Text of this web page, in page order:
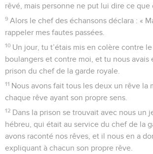
rêvé, mais personne ne put lui dire ce que
9 Alors le chef des échansons déclara : «
rappeler mes fautes passées.
10 Un jour, tu t’étais mis en colère contre
boulangers et contre moi, et tu nous avais
prison du chef de la garde royale.
11 Nous avons fait tous les deux un rêve la
chaque rêve ayant son propre sens.
12 Dans la prison se trouvait avec nous un
hébreu, qui était au service du chef de la
avons raconté nos rêves, et il nous en a
expliquant à chacun son propre rêve.